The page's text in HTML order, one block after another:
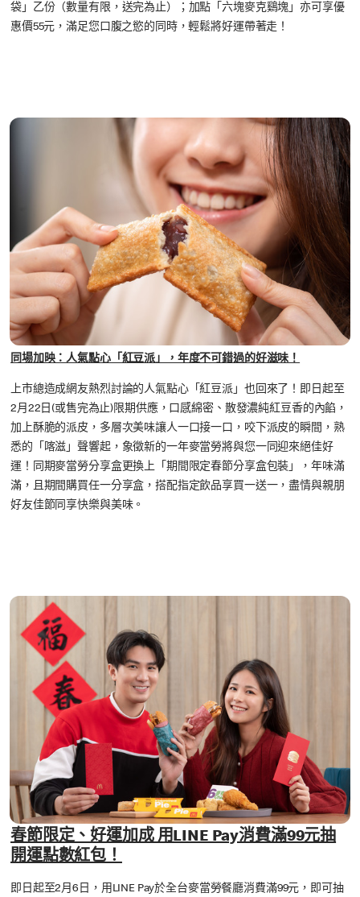
袋」乙份（數量有限，送完為止）；加點「六塊麥克鷄塊」亦可享優
惠價55元，滿足您口腹之慾的同時，輕鬆將好運帶著走！
同場加映：人氣點心「紅豆派」，年度不可錯過的好滋味！
上市總造成網友熱烈討論的人氣點心「紅豆派」也回來了！即日起至
2月22日(或售完為止)限期供應，口感綿密、散發濃純紅豆香的內餡，
加上酥脆的派皮，多層次美味讓人一口接一口，咬下派皮的瞬間，熟
悉的「喀滋」聲響起，象徵新的一年麥當勞將與您一同迎來絕佳好
運！同期麥當勞分享盒更換上「期間限定春節分享盒包裝」，年味滿
滿，且期間購買任一分享盒，搭配指定飲品享買一送一，盡情與親朋
好友佳節同享快樂與美味。
春節限定、好運加成 用LINE Pay消費滿99元抽
開運點數紅包！
即日起至2月6日，用LINE Pay於全台麥當勞餐廳消費滿99元，即可抽